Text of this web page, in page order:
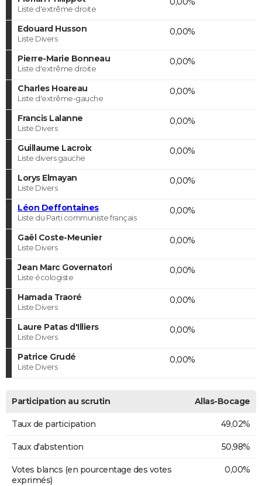
Liste d'extrême droite
Edouard Husson
Liste Divers
0,00%
Pierre-Marie Bonneau
Liste d'extrême droite
0,00%
Charles Hoareau
Liste d'extrême-gauche
0,00%
Francis Lalanne
Liste Divers
0,00%
Guillaume Lacroix
Liste divers gauche
0,00%
Lorys Elmayan
Liste Divers
0,00%
Léon Deffontaines
Liste du Parti communiste français
0,00%
Gaël Coste-Meunier
Liste Divers
0,00%
Jean Marc Governatori
Liste écologiste
0,00%
Hamada Traoré
Liste Divers
0,00%
Laure Patas d'Illiers
Liste Divers
0,00%
Patrice Grudé
Liste Divers
0,00%
Participation au scrutin Allas-Bocage
Taux de participation 49,02%
Taux d'abstention 50,98%
Votes blancs (en pourcentage des votes
exprimés)
0,00%